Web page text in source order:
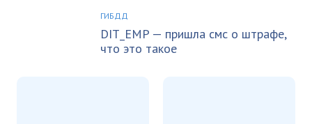
ГИБДД
DIT_EMP — пришла смс о штрафе,
что это такое